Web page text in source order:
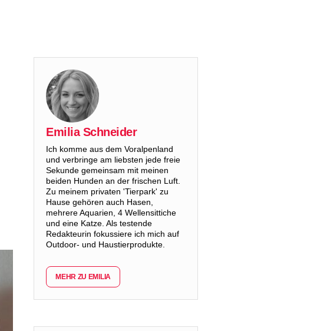
Emilia Schneider
Ich komme aus dem Voralpenland
und verbringe am liebsten jede freie
Sekunde gemeinsam mit meinen
beiden Hunden an der frischen Luft.
Zu meinem privaten 'Tierpark' zu
Hause gehören auch Hasen,
mehrere Aquarien, 4 Wellensittiche
und eine Katze. Als testende
Redakteurin fokussiere ich mich auf
Outdoor- und Haustierprodukte.
MEHR ZU EMILIA